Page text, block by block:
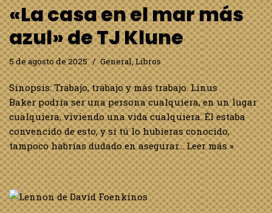
«La casa en el mar más
azul» de TJ Klune
5 de agosto de 2025 General,Libros
Sinopsis: Trabajo, trabajo y más trabajo. Linus
Baker podría ser una persona cualquiera, en un lugar
cualquiera, viviendo una vida cualquiera. Él estaba
convencido de esto, y si tú lo hubieras conocido,
tampoco habrías dudado en asegurar…Leer más »